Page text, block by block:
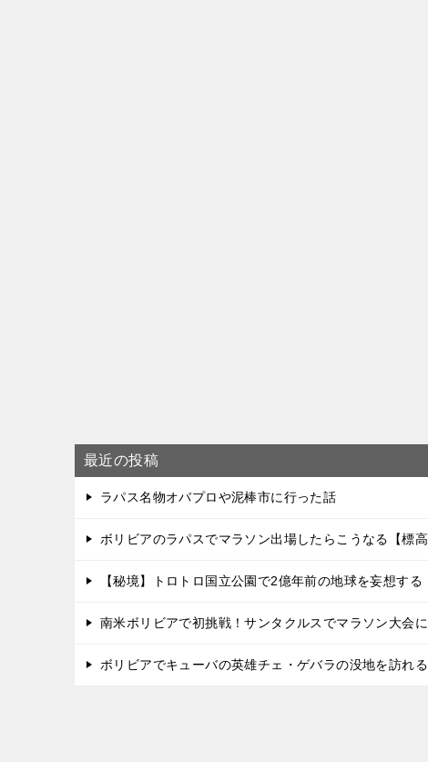
最近の投稿
ラパス名物オバプロや泥棒市に行った話
ボリビアのラパスでマラソン出場したらこうなる【標高
【秘境】トロトロ国立公園で2億年前の地球を妄想する
南米ボリビアで初挑戦！サンタクルスでマラソン大会
ボリビアでキューバの英雄チェ・ゲバラの没地を訪れる